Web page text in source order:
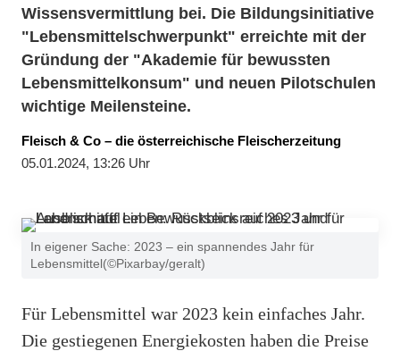
Wissensvermittlung bei. Die Bildungsinitiative
"Lebensmittelschwerpunkt" erreichte mit der
Gründung der "Akademie für bewussten
Lebensmittelkonsum" und neuen Pilotschulen
wichtige Meilensteine.
Fleisch & Co – die österreichische Fleischerzeitung
05.01.2024, 13:26 Uhr
In eigener Sache: 2023 – ein spannendes Jahr für
Lebensmittel(©Pixarbay/geralt)
Für Lebensmittel war 2023 kein einfaches Jahr.
Die gestiegenen Energiekosten haben die Preise